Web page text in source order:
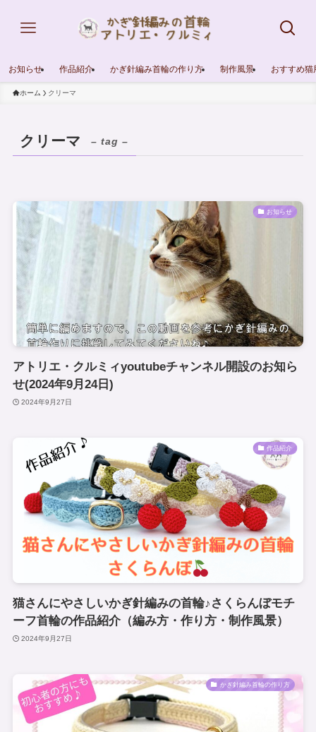
お知らせ 作品紹介 かぎ針編み首輪の作り方 制作風景 おすすめ猫
ホーム クリーマ
クリーマ – tag –
お知らせ
アトリエ・クルミィyoutubeチャンネル開設のお知ら
せ(2024年9月24日)
2024年9月27日
作品紹介
猫さんにやさしいかぎ針編みの首輪♪さくらんぼモチ
ーフ首輪の作品紹介（編み方・作り方・制作風景）
2024年9月27日
かぎ針編み首輪の作り方